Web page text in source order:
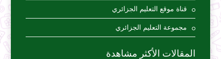
قناة موقع التعليم الجزائري
مجموعة التعليم الجزائري
المقالات الأكثر مشاهدة